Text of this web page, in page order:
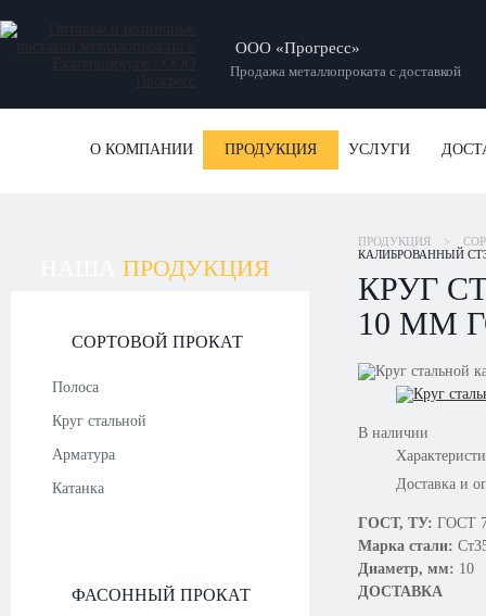
ООО «Прогресс»
Продажа металлопроката с доставкой
О КОМПАНИИ ПРОДУКЦИЯ УСЛУГИ
ПРОДУКЦИЯ
СОРТОВОЙ ПРОКАТ
Полоса
Круг стальной
Арматура
Катанка
ФАСОННЫЙ ПРОКАТ
ПРОДУКЦИЯ >
КАЛИБРОВАННЫЙ
КРУГ
10 ММ
В наличии
Доставка и
ГОСТ, ТУ: ГОСТ
Марка стали:
Диаметр, мм: 10
ДОСТАВКА